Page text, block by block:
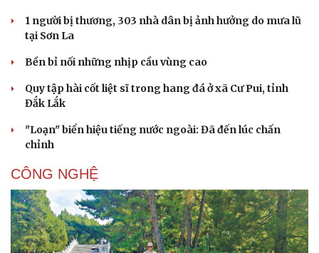
Văn hóa
Sân khấu - Điện ảnh
Văn học
Âm nhạc
Di sản
Giải trí
1 người bị thương, 303 nhà dân bị ảnh hưởng do mưa lũ
tại Sơn La
Bền bỉ nối những nhịp cầu vùng cao
Quy tập hài cốt liệt sĩ trong hang đá ở xã Cư Pui, tỉnh
Đắk Lắk
"Loạn" biển hiệu tiếng nước ngoài: Đã đến lúc chấn
chỉnh
CÔNG NGHỆ